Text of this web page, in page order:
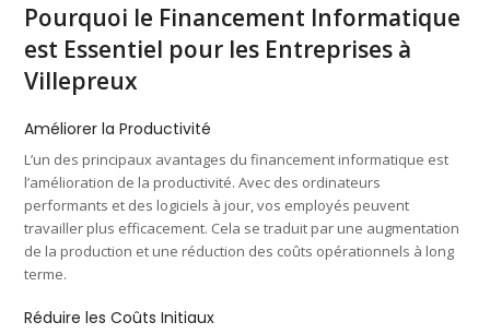
Pourquoi le Financement Informatique
est Essentiel pour les Entreprises à
Villepreux
Améliorer la Productivité
L’un des principaux avantages du financement informatique est
l’amélioration de la productivité. Avec des ordinateurs
performants et des logiciels à jour, vos employés peuvent
travailler plus efficacement. Cela se traduit par une augmentation
de la production et une réduction des coûts opérationnels à long
terme.
Réduire les Coûts Initiaux